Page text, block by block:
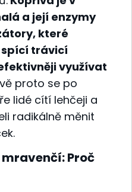
a její enzymy
které
trávicí
využívat
proto se po
lidé cítí lehčeji a
radikálně měnit
Proč